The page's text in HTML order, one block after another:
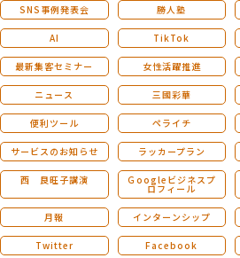
SNS事例発表会 勝人塾
AI TikTok
最新集客セミナー 女性活躍推進
ニュース 三國彩華
便利ツール ペライチ
サービスのお知らせ ラッカープラン
西 良旺子講演 Ｇoogleビジネスプ
ロフィール
月報 インターンシップ
Twitter Facebook